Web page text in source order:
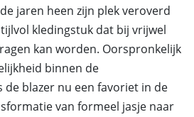
jaren heen zijn plek veroverd
kledingstuk dat bij vrijwel
kan worden. Oorspronkelijk
binnen de
blazer nu een favoriet in de
van formeel jasje naar